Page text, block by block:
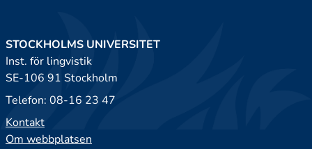
STOCKHOLMS UNIVERSITET
Inst. för lingvistik
SE-106 91 Stockholm
Telefon: 08-16 23 47
Kontakt
Om webbplatsen